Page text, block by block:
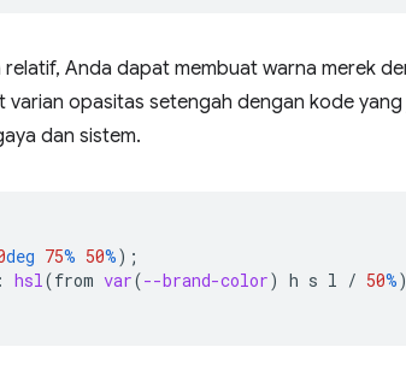
relatif, Anda dapat membuat warna merek
opasitas setengah dengan kode yang
dan sistem.
deg 75% 50%);
: hsl(from var(--brand-color) h s l / 50%